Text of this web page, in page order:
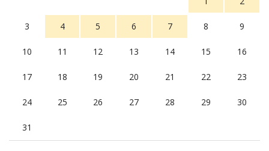
3 4 5 6 7 8 9
10 11 12 13 14 15 16
17 18 19 20 21 22 23
24 25 26 27 28 29 30
31